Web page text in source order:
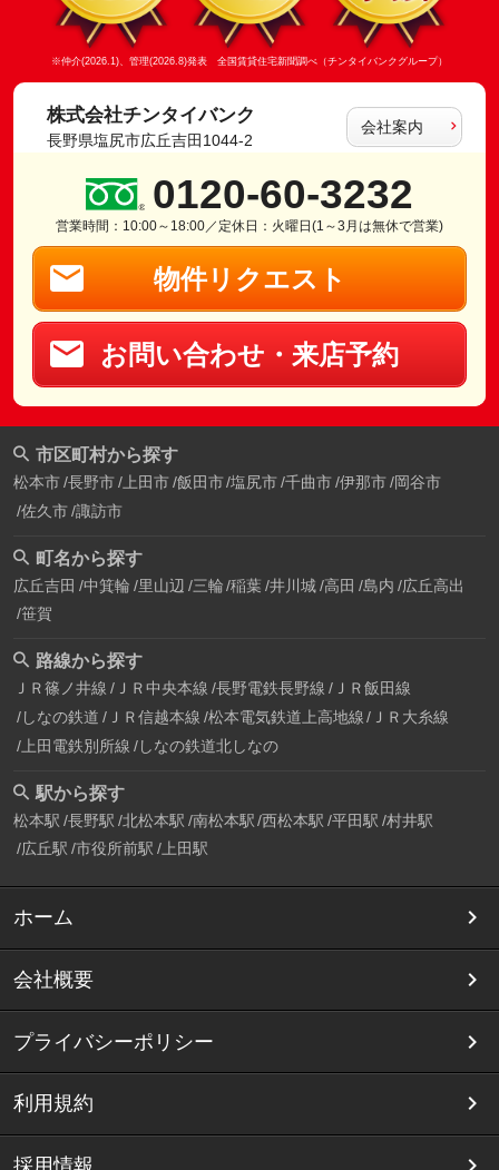
※仲介(2026.1)、管理(2026.8)発表 全国賃貸住宅新聞調べ（チンタイバンクグループ）
株式会社チンタイバンク
長野県塩尻市広丘吉田1044-2
会社案内
0120-60-3232
営業時間：10:00～18:00／定休日：火曜日(1～3月は無休で営業)
物件リクエスト
お問い合わせ・来店予約
市区町村から探す
松本市 長野市 上田市 飯田市 塩尻市 千曲市 伊那市 岡谷市
佐久市 諏訪市
町名から探す
広丘吉田 中箕輪 里山辺 三輪 稲葉 井川城 高田 島内 広丘高出
笹賀
路線から探す
ＪＲ篠ノ井線 ＪＲ中央本線 長野電鉄長野線 ＪＲ飯田線
しなの鉄道 ＪＲ信越本線 松本電気鉄道上高地線
ＪＲ大糸線
上田電鉄別所線 しなの鉄道北しなの
駅から探す
松本駅 長野駅 北松本駅 南松本駅 西松本駅 平田駅 村井駅
広丘駅 市役所前駅 上田駅
ホーム
会社概要
プライバシーポリシー
利用規約